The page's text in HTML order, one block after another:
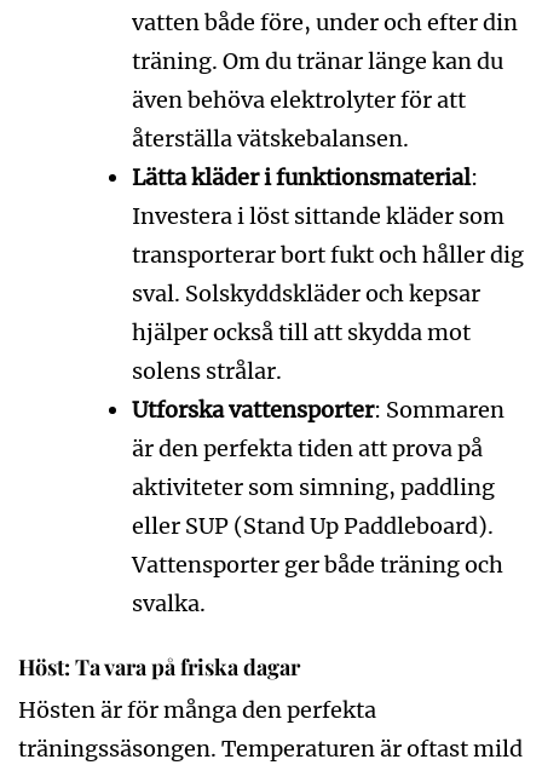
vatten både före, under och efter din
träning. Om du tränar länge kan du
även behöva elektrolyter för att
återställa vätskebalansen.
Lätta kläder i funktionsmaterial:
Investera i löst sittande kläder som
transporterar bort fukt och håller dig
sval. Solskyddskläder och kepsar
hjälper också till att skydda mot
solens strålar.
Utforska vattensporter: Sommaren
är den perfekta tiden att prova på
aktiviteter som simning, paddling
eller SUP (Stand Up Paddleboard).
Vattensporter ger både träning och
svalka.
Höst: Ta vara på friska dagar
Hösten är för många den perfekta
träningssäsongen. Temperaturen är oftast mild